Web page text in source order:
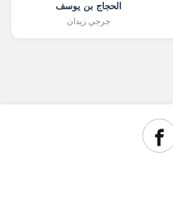
الحجاج بن يوسف
جرجي زيدان